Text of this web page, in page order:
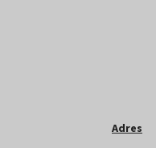
Adres